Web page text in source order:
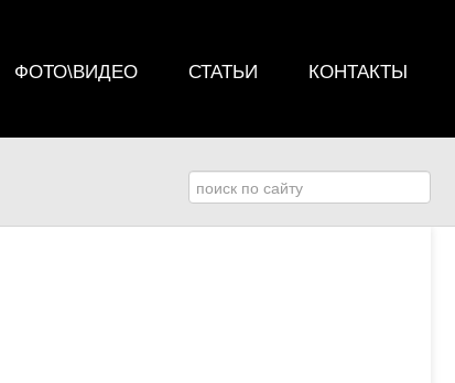
ФОТО\ВИДЕО СТАТЬИ КОНТАКТЫ